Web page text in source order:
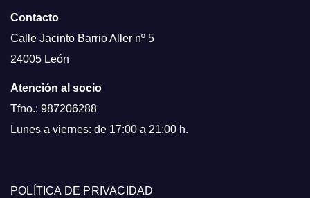
Contacto
Calle Jacinto Barrio Aller nº 5
24005 León
Atención al socio
Tfno.: 987206288
Lunes a viernes: de 17:00 a 21:00 h.
POLÍTICA DE PRIVACIDAD